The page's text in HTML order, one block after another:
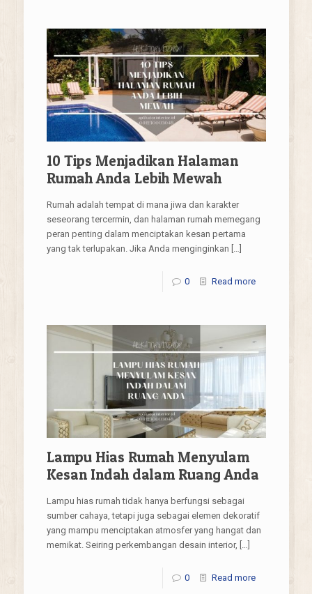
10 Tips Menjadikan Halaman
Rumah Anda Lebih Mewah
Rumah adalah tempat di mana jiwa dan karakter
seseorang tercermin, dan halaman rumah memegang
peran penting dalam menciptakan kesan pertama
yang tak terlupakan. Jika Anda menginginkan […]
0 Read more
Lampu Hias Rumah Menyulam
Kesan Indah dalam Ruang Anda
Lampu hias rumah tidak hanya berfungsi sebagai
sumber cahaya, tetapi juga sebagai elemen dekoratif
yang mampu menciptakan atmosfer yang hangat dan
memikat. Seiring perkembangan desain interior, […]
0 Read more